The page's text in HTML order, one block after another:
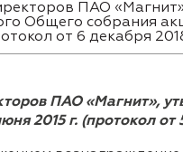
ПАО
Общего собрания
от 6 декабря
ПАО «Магнит»,
2015 г. (протокол от